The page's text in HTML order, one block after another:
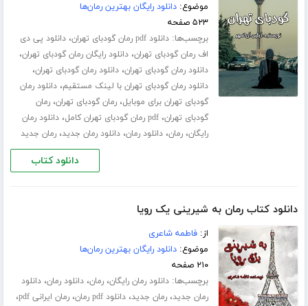
موضوع:دانلود رایگان بهترین رمان‌ها
۵۲۳ صفحه
برچسب‌ها:دانلود pdf رمان گودبای تهران ،دانلود پی دی
اف رمان گودبای تهران،دانلود رایگان رمان گودبای تهران،
دانلود رمان گودبای تهران،دانلود رمان گودبای تهران،
دانلود رمان گودبای تهران با لینک مستقیم،دانلود رمان
گودبای تهران برای موبایل،رمان گودبای تهران،رمان
گودبای تهران،pdf رمان گودبای تهران کامل ،دانلود رمان
رایگان،رمان،دانلود رمان،دانلود رمان جدید،رمان جدید
دانلود کتاب
دانلود کتاب رمان به شیرینی یک رویا
از:فاطمه شاعری
موضوع:دانلود رایگان بهترین رمان‌ها
۲۱۰ صفحه
برچسب‌ها:دانلود رمان رایگان،رمان،دانلود رمان،دانلود
رمان جدید،رمان جدید،دانلود pdf رمان ،رمان ایرانی pdf ،